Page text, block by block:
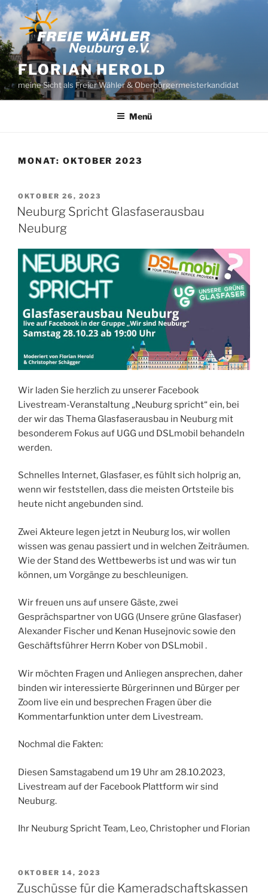
Zum
Inhalt
springen
FLORIAN HEROLD
meine Sicht als Freier Wähler & Oberbürgermeisterkandidat
Menü
MONAT: OKTOBER 2023
VERÖFFENTLICHT
AM
OKTOBER 26, 2023
Neuburg Spricht Glasfaserausbau
Neuburg
Wir laden Sie herzlich zu unserer Facebook
Livestream-Veranstaltung „Neuburg spricht“ ein, bei
der wir das Thema Glasfaserausbau in Neuburg mit
besonderem Fokus auf UGG und DSLmobil behandeln
werden.
Schnelles Internet, Glasfaser, es fühlt sich holprig an,
wenn wir feststellen, dass die meisten Ortsteile bis
heute nicht angebunden sind.
Zwei Akteure legen jetzt in Neuburg los, wir wollen
wissen was genau passiert und in welchen Zeiträumen.
Wie der Stand des Wettbewerbs ist und was wir tun
können, um Vorgänge zu beschleunigen.
Wir freuen uns auf unsere Gäste, zwei
Gesprächspartner von UGG (Unsere grüne Glasfaser)
Alexander Fischer und Kenan Husejnovic sowie den
Geschäftsführer Herrn Kober von DSLmobil .
Wir möchten Fragen und Anliegen ansprechen, daher
binden wir interessierte Bürgerinnen und Bürger per
Zoom live ein und besprechen Fragen über die
Kommentarfunktion unter dem Livestream.
Nochmal die Fakten:
Diesen Samstagabend um 19 Uhr am 28.10.2023,
Livestream auf der Facebook Plattform wir sind
Neuburg.
Ihr Neuburg Spricht Team, Leo, Christopher und Florian
VERÖFFENTLICHT
AM
OKTOBER 14, 2023
Zuschüsse für die Kameradschaftskassen